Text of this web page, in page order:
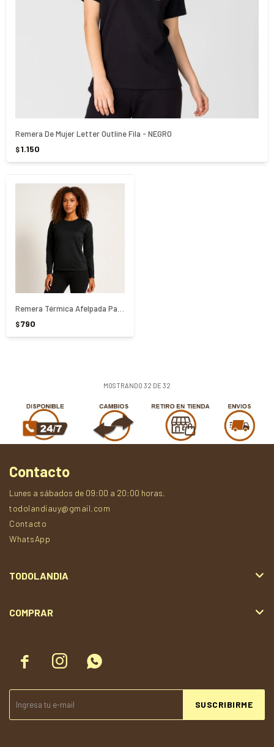
Remera De Mujer Letter Outline Fila - NEGRO
$1.150
Remera Térmica Afelpada Para Dama - NEGRO
$790
MOSTRANDO 32 DE 32
  
SUSCRIBIRME
Contacto
Lunes a sábados de 09:00 a 20:00 horas.
todolandiauy@gmail.com
Contacto
WhatsApp
TODOLANDIA
COMPRAR